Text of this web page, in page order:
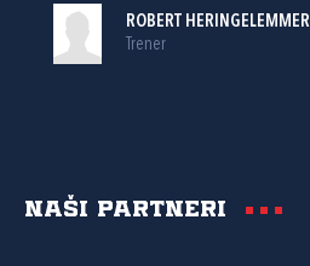
ROBERT HERINGELEMMER
Trener
Naši partneri